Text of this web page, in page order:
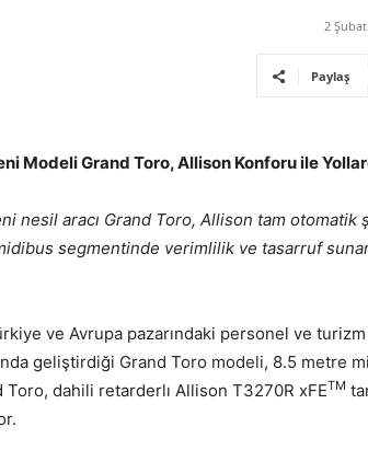
2 Şubat
Paylaş
Modeli Grand Toro, Allison Konforu ile
nesil aracı Grand Toro, Allison tam otomatik
segmentinde verimlilik ve tasarruf
ve Avrupa pazarındaki personel ve turizm
geliştirdiği Grand Toro modeli, 8.5 metre
dahili retarderlı Allison T3270R xFETM